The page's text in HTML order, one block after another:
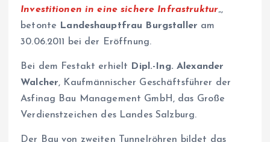
Investitionen in eine sichere Infrastruktur„,
betonte
Landeshauptfrau Burgstaller am
30.06.2011 bei der Eröffnung.
Bei dem Festakt erhielt
Dipl.-Ing. Alexander
Walcher, Kaufmännischer Geschäftsführer der
Asfinag Bau Management GmbH, das Große
Verdienstzeichen des Landes Salzburg.
Der Bau von zweiten Tunnelröhren bildet das